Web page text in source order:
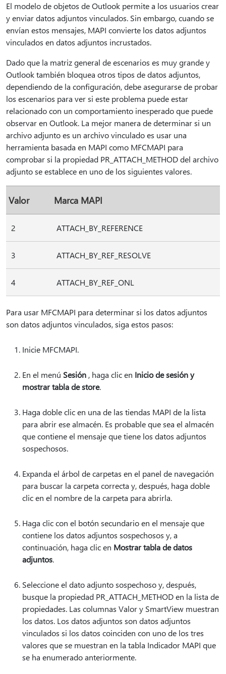
El modelo de objetos de Outlook permite a los usuarios crear
y enviar datos adjuntos vinculados. Sin embargo, cuando se
envían estos mensajes, MAPI convierte los datos adjuntos
vinculados en datos adjuntos incrustados.
Dado que la matriz general de escenarios es muy grande y
Outlook también bloquea otros tipos de datos adjuntos,
dependiendo de la configuración, debe asegurarse de probar
los escenarios para ver si este problema puede estar
relacionado con un comportamiento inesperado que puede
observar en Outlook. La mejor manera de determinar si un
archivo adjunto es un archivo vinculado es usar una
herramienta basada en MAPI como MFCMAPI para
comprobar si la propiedad PR_ATTACH_METHOD del archivo
adjunto se establece en uno de los siguientes valores.
Valor Marca MAPI
2 ATTACH_BY_REFERENCE
3 ATTACH_BY_REF_RESOLVE
4 ATTACH_BY_REF_ONL
Para usar MFCMAPI para determinar si los datos adjuntos
son datos adjuntos vinculados, siga estos pasos:
Inicie MFCMAPI.
En el menú Sesión , haga clic en Inicio de sesión y
mostrar tabla de store.
Haga doble clic en una de las tiendas MAPI de la lista
para abrir ese almacén. Es probable que sea el almacén
que contiene el mensaje que tiene los datos adjuntos
sospechosos.
Expanda el árbol de carpetas en el panel de navegación
para buscar la carpeta correcta y, después, haga doble
clic en el nombre de la carpeta para abrirla.
Haga clic con el botón secundario en el mensaje que
contiene los datos adjuntos sospechosos y, a
continuación, haga clic en Mostrar tabla de datos
adjuntos.
Seleccione el dato adjunto sospechoso y, después,
busque la propiedad PR_ATTACH_METHOD en la lista de
propiedades. Las columnas Valor y SmartView muestran
los datos. Los datos adjuntos son datos adjuntos
vinculados si los datos coinciden con uno de los tres
valores que se muestran en la tabla Indicador MAPI que
se ha enumerado anteriormente.